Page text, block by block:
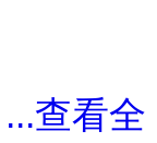
...查看全